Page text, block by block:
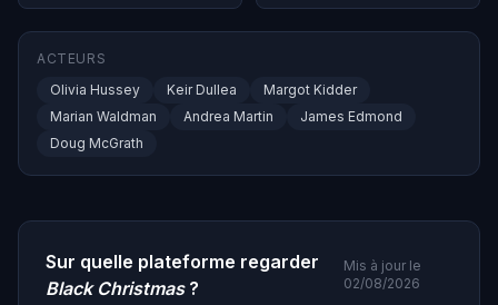
ACTEURS
Olivia Hussey
Keir Dullea
Margot Kidder
Marian Waldman
Andrea Martin
James Edmond
Doug McGrath
Sur quelle plateforme regarder
Black Christmas?
Mis à jour le
02/08/2026